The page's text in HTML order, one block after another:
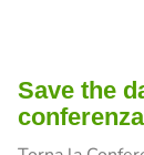
Save the